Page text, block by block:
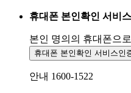
휴대폰 본인확인 서비스
본인 명의의 휴대폰으로
휴대폰 본인확인 서비스인
안내 1600-1522